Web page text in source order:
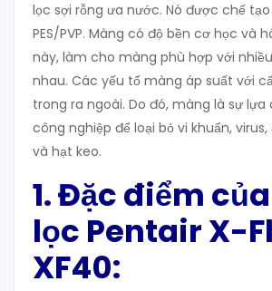
lọc sợi rỗng ưa nước. Nó được chế
PES/PVP. Màng có độ bền cơ học và
này, làm cho màng phù hợp với
nhau. Các yếu tố màng áp suất với
trong ra ngoài. Do đó, màng là sự
công nghiệp để loại bỏ vi khuẩn,
và hạt keo.
1. Đặc điểm
lọc Pentair X-
XF40: